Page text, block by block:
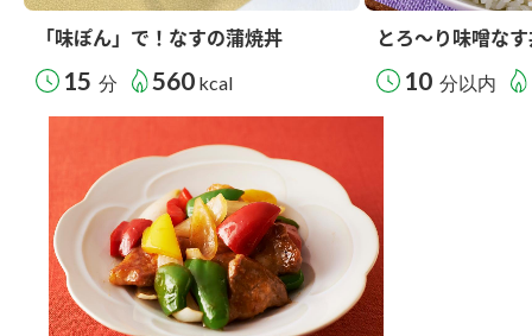
「味ぽん」で！なすの蒲焼丼
15 分 560 kcal
とろ～り味噌な
10 分以内